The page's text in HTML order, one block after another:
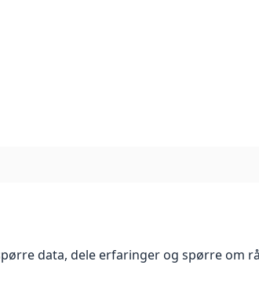
data, dele erfaringer og spørre om